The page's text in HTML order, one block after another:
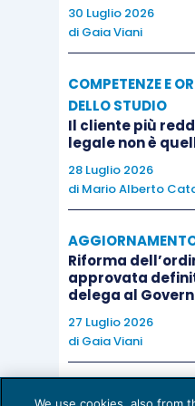
l’incarico, è chiesto
analizzare il piano,
nonché la fattibilità
previsioni del piano,
piano sotto diversi
peggiorativi rispetto
“a freddo” ma con una
all’interno della
concreto se la
l’organizzazione
confermare o meno in
All’Esperto, inoltre, è
30 Luglio 2026
di Gaia Viani
COMPETENZE E
DELLO STUDIO
Il cliente più
legale non è
28 Luglio 2026
di Mario Alberto
Riforma
approvata
delega al
27 Luglio 2026
di Gaia Viani